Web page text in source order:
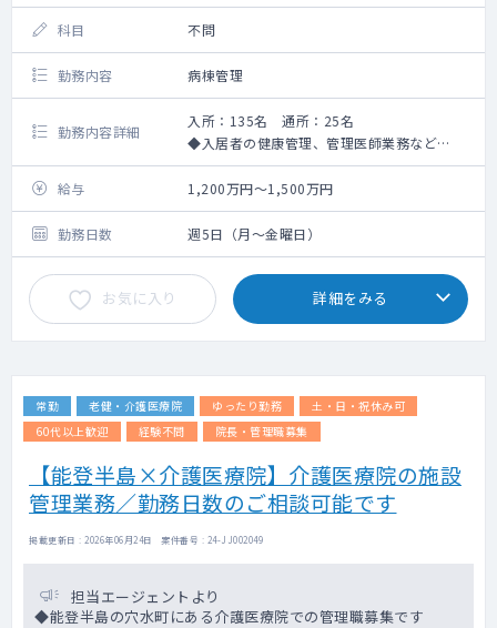
科目 不問
勤務内容 病棟管理
勤務内容詳細
入所：135名 通所：25名
◆入居者の健康管理、管理医師業務など
※能登半島地震の復興支援をご依頼する場合
がございます。
給与 1,200万円～1,500万円
勤務日数 週5日（月～金曜日）
お気に入り 詳細をみる
常勤 老健・介護医療院 ゆったり勤務
土・日・祝休み可
60代以上歓迎
経験不問 院長・管理職募集
【能登半島×介護医療院】介護医療院の施設
管理業務／勤務日数のご相談可能です
掲載更新日 : 2026年06月24日 案件番号 : 24-JJ002049
担当エージェントより
◆能登半島の穴水町にある介護医療院での管理職募集です